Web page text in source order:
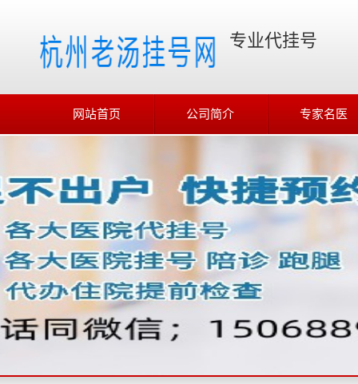
专业代挂号
网站首页 公司简介 专家名医